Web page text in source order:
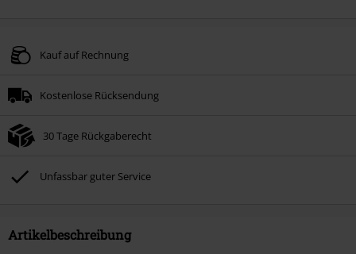
Kauf auf Rechnung
Kostenlose Rücksendung
30 Tage Rückgaberecht
Unfassbar guter Service
Artikelbeschreibung